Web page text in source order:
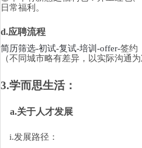
日常福利。
d.应聘流程
简历筛选-初试-复试-培训-offer-签约
（不同城市略有差异，以实际沟通
3.学而思生活：
a.关于人才发展
i.发展路径：